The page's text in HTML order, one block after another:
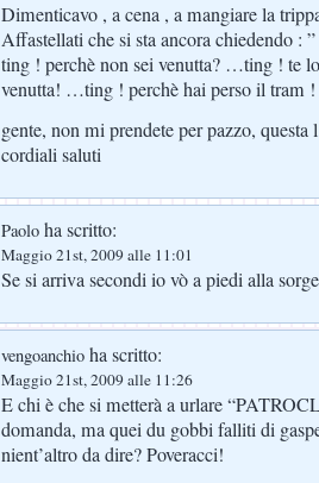
Dimenticavo , a cena , a mangiare la
Affastellati che si sta ancora chiedendo :
ting ! perchè non sei venutta? …ting ! te
venutta! …ting ! perchè hai perso il tram
gente, non mi prendete per pazzo, questa
cordiali saluti
Paolo ha scritto:
Maggio 21st, 2009 alle 11:01
Se si arriva secondi io vò a piedi alla
vengoanchio ha scritto:
Maggio 21st, 2009 alle 11:26
E chi è che si metterà a urlare
domanda, ma quei du gobbi falliti di
nient’altro da dire? Poveracci!